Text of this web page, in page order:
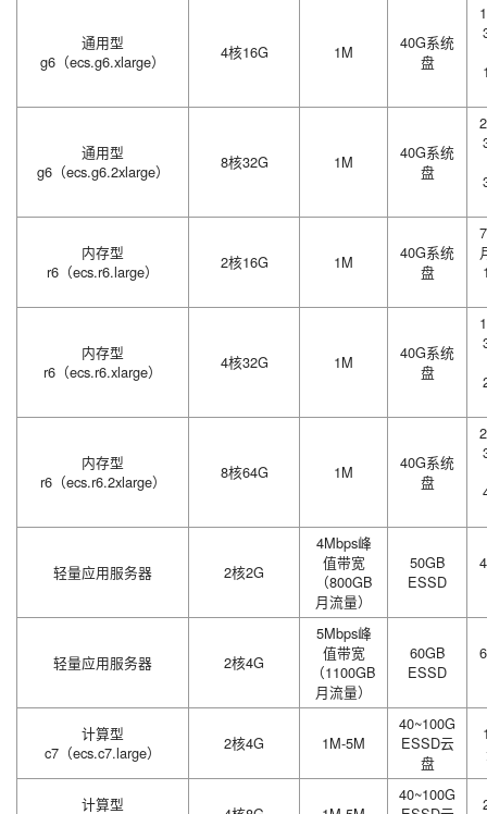
通用型
g6（ecs.g6.xlarge）
4核16G 1M
40G系统
盘
通用型
g6（ecs.g6.2xlarge）
8核32G 1M
40G系统
盘
内存型
r6（ecs.r6.large）
2核16G 1M
40G系统
盘
内存型
r6（ecs.r6.xlarge）
4核32G 1M
40G系统
盘
内存型
r6（ecs.r6.2xlarge）
8核64G 1M
40G系统
盘
轻量应用服务器 2核2G
4Mbps峰
值带宽
（800GB
月流量）
50GB
ESSD
轻量应用服务器 2核4G
5Mbps峰
值带宽
（1100GB
月流量）
60GB
ESSD
计算型
c7（ecs.c7.large）
2核4G 1M-5M
40~100G
ESSD云
盘
计算型
40~100G